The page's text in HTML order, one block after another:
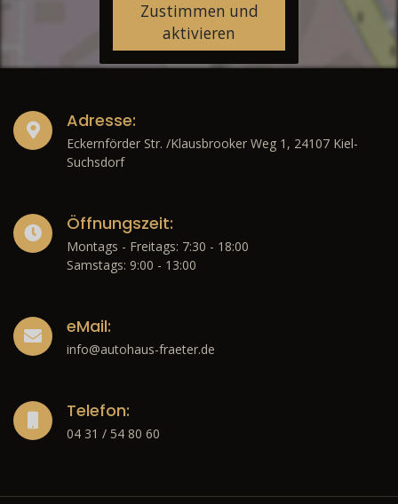
Zustimmen und
aktivieren
Adresse:
Eckernförder Str. /Klausbrooker Weg 1, 24107 Kiel-
Suchsdorf
Öffnungszeit:
Montags - Freitags: 7:30 - 18:00
Samstags: 9:00 - 13:00
eMail:
info@autohaus-fraeter.de
Telefon:
04 31 / 54 80 60